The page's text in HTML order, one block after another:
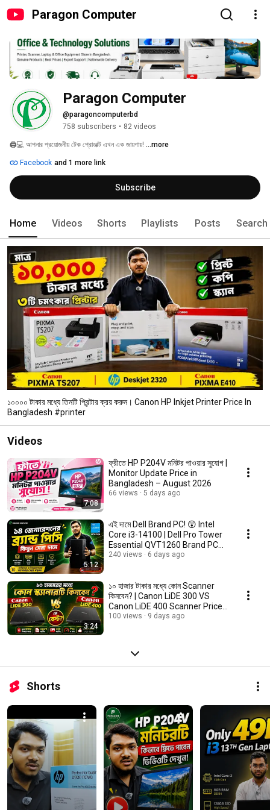
Paragon Computer
Paragon Computer
@paragoncomputerbd
758 subscribers • 82 videos
🖨️💻 আপনার প্রয়োজনীয় টেক প্রোডাক্ট এখন এক জায়গায়! ...more
Facebook and 1 more link
Subscribe
Home Videos Shorts Playlists Posts Search
১০০০০ টাকার মধ্যে তিনটি প্রিন্টার ক্রয় করুন। Canon HP Inkjet Printer Price In
Bangladesh #printer
Videos
7:08
ফ্রীতে HP P204V মনিটর পাওয়ার সুযোগ |
Monitor Update Price in
Bangladesh – August 2026
66 views 5 days ago
5:12
এই দামে Dell Brand PC! 😲 Intel
Core i3-14100 | Dell Pro Tower
Essential QVT1260 Brand PC
Price in BD
240 views 6 days ago
3:24
১০ হাজার টাকার মধ্যে কোন Scanner
কিনবেন? | Canon LiDE 300 VS
Canon LiDE 400 Scanner Price
in BD
100 views 9 days ago
Shorts